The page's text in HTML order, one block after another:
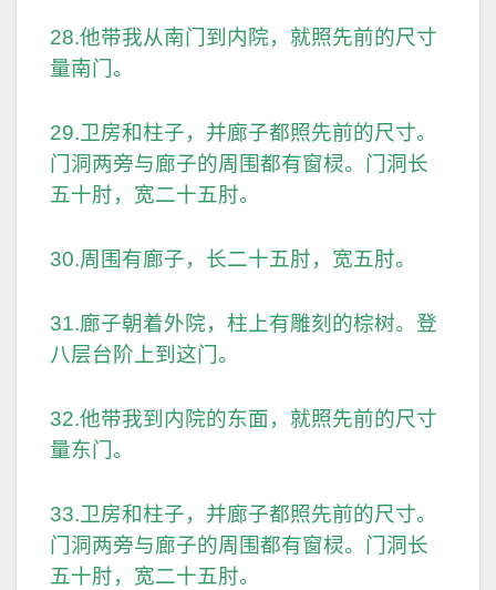
28.他带我从南门到内院，就照先前的尺寸
量南门。
29.卫房和柱子，并廊子都照先前的尺寸。
门洞两旁与廊子的周围都有窗棂。门洞长
五十肘，宽二十五肘。
30.周围有廊子，长二十五肘，宽五肘。
31.廊子朝着外院，柱上有雕刻的棕树。登
八层台阶上到这门。
32.他带我到内院的东面，就照先前的尺寸
量东门。
33.卫房和柱子，并廊子都照先前的尺寸。
门洞两旁与廊子的周围都有窗棂。门洞长
五十肘，宽二十五肘。